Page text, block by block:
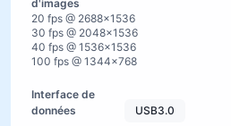
20 fps @ 2688×1536
30 fps @ 2048×1536
40 fps @ 1536×1536
100 fps @ 1344×768
USB3.0